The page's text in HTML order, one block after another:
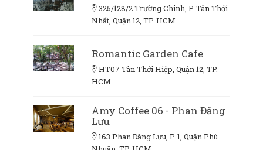
325/128/2 Trường Chinh, P. Tân Thới
Nhất, Quận 12, TP. HCM
Romantic Garden Cafe
HT07 Tân Thới Hiệp, Quận 12, TP.
HCM
Amy Coffee 06 - Phan Đăng
Lưu
163 Phan Đăng Lưu, P. 1, Quận Phú